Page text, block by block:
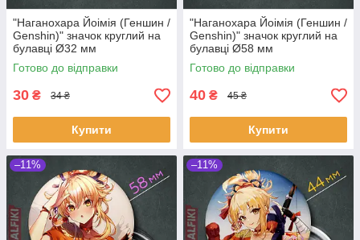
"Наганохара Йоімія (Геншин /
Genshin)" значок круглий на
булавці Ø32 мм
Готово до відправки
30 ₴ 34 ₴
Купити
"Наганохара Йоімія (Геншин /
Genshin)" значок круглий на
булавці Ø58 мм
Готово до відправки
40 ₴ 45 ₴
Купити
–11% –11%